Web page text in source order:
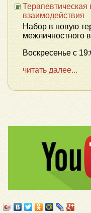
Терапевтическая
взаимодействия
Набор в новую
межличностного
Воскресенье с
читать далее...